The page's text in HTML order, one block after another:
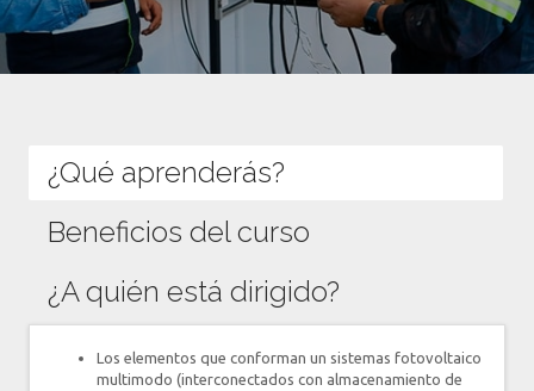
¿Qué aprenderás?
Beneficios del curso
¿A quién está dirigido?
Los elementos que conforman un sistemas fotovoltaico
multimodo (interconectados con almacenamiento de